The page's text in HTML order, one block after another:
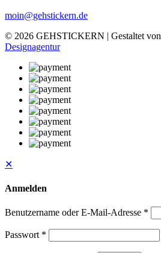
moin@gehstickern.de
© 2026 GEHSTICKERN | Gestaltet von
Designagentur
✕
Anmelden
Benutzername oder E-Mail-Adresse *
Passwort *